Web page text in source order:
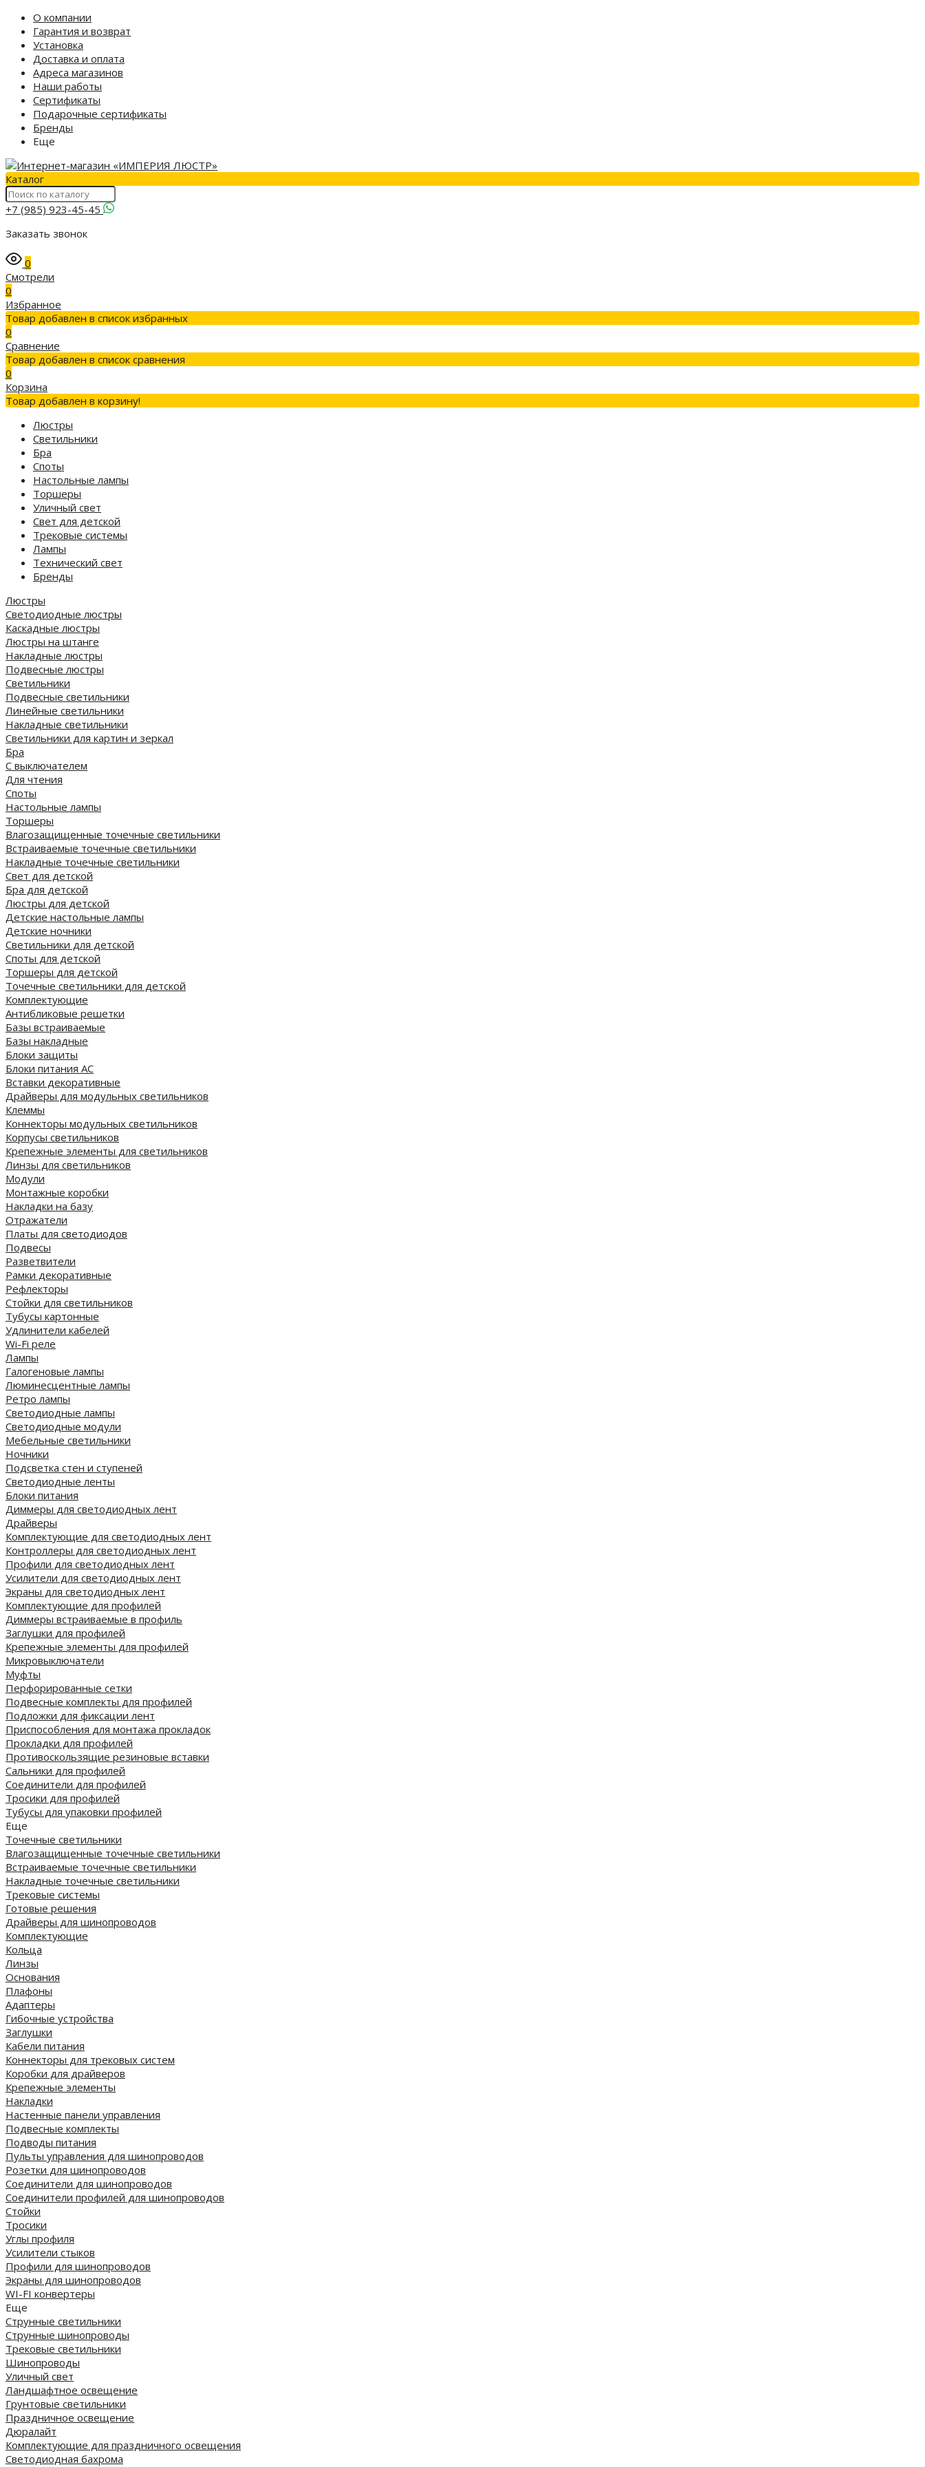
О компании
Гарантия и возврат
Установка
Доставка и оплата
Адреса магазинов
Наши работы
Сертификаты
Подарочные сертификаты
Бренды
Еще
Каталог
+7 (985) 923-45-45
Заказать звонок
0
Смотрели
0
Избранное
Товар добавлен в список избранных
0
Сравнение
Товар добавлен в список сравнения
0
Корзина
Товар добавлен в корзину!
Люстры
Светильники
Бра
Споты
Настольные лампы
Торшеры
Уличный свет
Свет для детской
Трековые системы
Лампы
Технический свет
Бренды
Люстры
Светодиодные люстры
Каскадные люстры
Люстры на штанге
Накладные люстры
Подвесные люстры
Светильники
Подвесные светильники
Линейные светильники
Накладные светильники
Светильники для картин и зеркал
Бра
С выключателем
Для чтения
Споты
Настольные лампы
Торшеры
Влагозащищенные точечные светильники
Встраиваемые точечные светильники
Накладные точечные светильники
Свет для детской
Бра для детской
Люстры для детской
Детские настольные лампы
Детские ночники
Светильники для детской
Споты для детской
Торшеры для детской
Точечные светильники для детской
Комплектующие
Антибликовые решетки
Базы встраиваемые
Базы накладные
Блоки защиты
Блоки питания AC
Вставки декоративные
Драйверы для модульных светильников
Клеммы
Коннекторы модульных светильников
Корпусы светильников
Крепежные элементы для светильников
Линзы для светильников
Модули
Монтажные коробки
Накладки на базу
Отражатели
Платы для светодиодов
Подвесы
Разветвители
Рамки декоративные
Рефлекторы
Стойки для светильников
Тубусы картонные
Удлинители кабелей
Wi-Fi реле
Лампы
Галогеновые лампы
Люминесцентные лампы
Ретро лампы
Светодиодные лампы
Светодиодные модули
Мебельные светильники
Ночники
Подсветка стен и ступеней
Светодиодные ленты
Блоки питания
Диммеры для светодиодных лент
Драйверы
Комплектующие для светодиодных лент
Контроллеры для светодиодных лент
Профили для светодиодных лент
Усилители для светодиодных лент
Экраны для светодиодных лент
Комплектующие для профилей
Диммеры встраиваемые в профиль
Заглушки для профилей
Крепежные элементы для профилей
Микровыключатели
Муфты
Перфорированные сетки
Подвесные комплекты для профилей
Подложки для фиксации лент
Приспособления для монтажа прокладок
Прокладки для профилей
Противоскользящие резиновые вставки
Сальники для профилей
Соединители для профилей
Тросики для профилей
Тубусы для упаковки профилей
Еще
Точечные светильники
Влагозащищенные точечные светильники
Встраиваемые точечные светильники
Накладные точечные светильники
Трековые системы
Готовые решения
Драйверы для шинопроводов
Комплектующие
Кольца
Линзы
Основания
Плафоны
Адаптеры
Гибочные устройства
Заглушки
Кабели питания
Коннекторы для трековых систем
Коробки для драйверов
Крепежные элементы
Накладки
Настенные панели управления
Подвесные комплекты
Подводы питания
Пульты управления для шинопроводов
Розетки для шинопроводов
Соединители для шинопроводов
Соединители профилей для шинопроводов
Стойки
Тросики
Углы профиля
Усилители стыков
Профили для шинопроводов
Экраны для шинопроводов
WI-FI конвертеры
Еще
Струнные светильники
Струнные шинопроводы
Трековые светильники
Шинопроводы
Уличный свет
Ландшафтное освещение
Грунтовые светильники
Праздничное освещение
Дюралайт
Комплектующие для праздничного освещения
Светодиодная бахрома